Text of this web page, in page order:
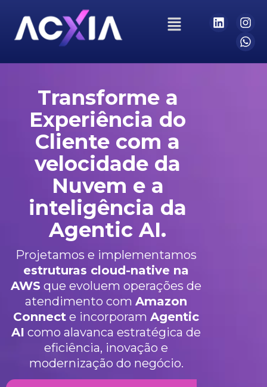
Transforme a
Experiência do
Cliente com a
velocidade da
Nuvem e a
inteligência da
Agentic AI.
Projetamos e implementamos
estruturas cloud-native na
AWS que evoluem operações de
atendimento comAmazon
Connect e incorporamAgentic
AI como alavanca estratégica de
eficiência, inovação e
modernização do negócio.